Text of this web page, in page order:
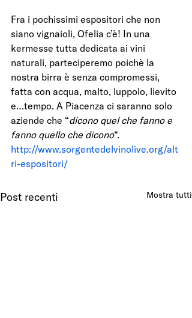
Fra i pochissimi espositori che non
siano vignaioli, Ofelia c’è! In una
kermesse tutta dedicata ai vini
naturali, parteciperemo poichè la
nostra birra è senza compromessi,
fatta con acqua, malto, luppolo, lievito
e…tempo. A Piacenza ci saranno solo
aziende che “dicono quel che fanno e
fanno quello che dicono“.
http://www.sorgentedelvinolive.org/alt
ri-espositori/
Post recenti Mostra tutti